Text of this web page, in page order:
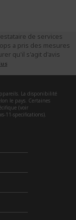
de services
a pris des mesures
qu'il s'agit d'avis
La disponibilité
le pays. Certaines
(voir
11-specifications).